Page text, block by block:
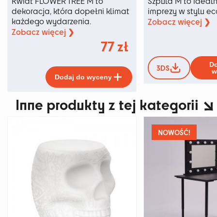
dekoracja, która dopełni klimat
każdego wydarzenia.
Zobacz więcej ❯
77zł
Dodaj do wyceny
Ten
produkt
wiele
wariantów.
wybrać
imprezy w stylu
Zobacz więcej ❯
3DS
Inne produkty z tej kategorii
NOWOŚĆ!